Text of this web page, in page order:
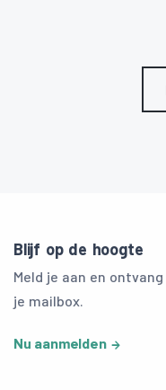
Blijf op de hoogte
Meld je aan en
je mailbox.
Nu aanmelden